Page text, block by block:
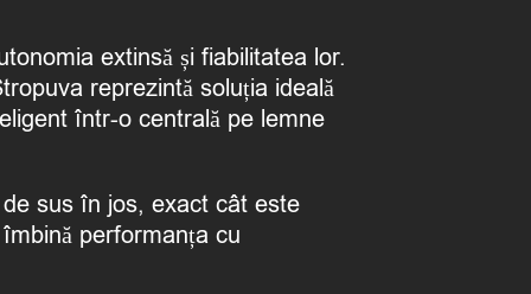
extinsă și fiabilitatea lor.
reprezintă soluția ideală
într-o centrală pe lemne
sus în jos, exact cât este
performanța cu